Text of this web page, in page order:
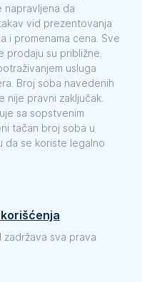
napravljena da
vid prezentovanja
i promenama cena. Sve
prodaju su približne.
usluga
Broj soba navedenih
nije pravni zaključak.
sa sopstvenim
tačan broj soba u
da se koriste legalno
sva prava